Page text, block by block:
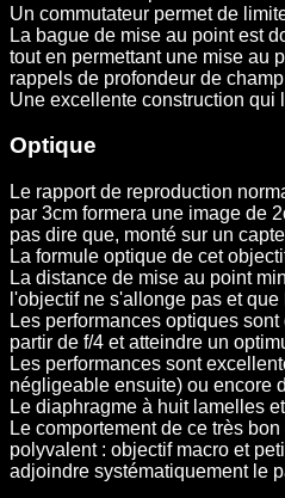
Un commutateur permet de
La bague de mise au point est
tout en permettant une mise au
rappels de profondeur de
Une excellente construction qui
Optique
Le rapport de reproduction
par 3cm formera une image de
pas dire que, monté sur un
La formule optique de cet
La distance de mise au point
l'objectif ne s'allonge pas et
Les performances optiques
partir de f/4 et atteindre un
Les performances sont
négligeable ensuite) ou encore
Le diaphragme à huit lamelles
Le comportement de ce très
polyvalent : objectif macro et
adjoindre systématiquement le